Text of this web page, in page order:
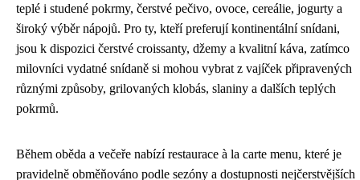
teplé i studené pokrmy, čerstvé pečivo, ovoce, cereálie, jogurty a
široký výběr nápojů. Pro ty, kteří preferují kontinentální snídani,
jsou k dispozici čerstvé croissanty, džemy a kvalitní káva, zatímco
milovníci vydatné snídaně si mohou vybrat z vajíček připravených
různými způsoby, grilovaných klobás, slaniny a dalších teplých
pokrmů.
Během oběda a večeře nabízí restaurace à la carte menu, které je
pravidelně obměňováno podle sezóny a dostupnosti nejčerstvějších